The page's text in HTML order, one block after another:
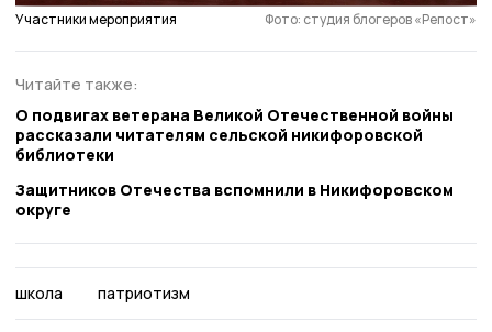
Участники мероприятия Фото: студия блогеров «Репост»
Читайте также:
О подвигах ветерана Великой Отечественной войны
рассказали читателям сельской никифоровской
библиотеки
Защитников Отечества вспомнили в Никифоровском
округе
школа патриотизм